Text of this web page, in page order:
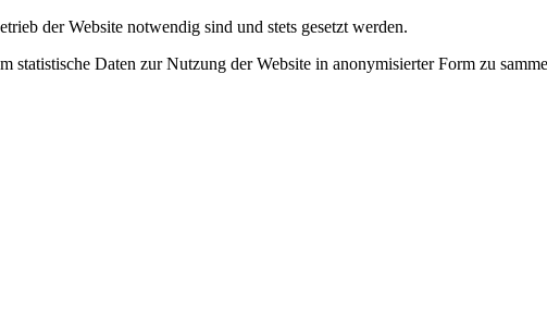
der Website notwendig sind und stets gesetzt werden.
statistische Daten zur Nutzung der Website in anonymisierter Form zu